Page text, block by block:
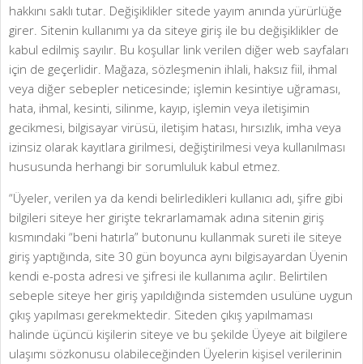
hakkını saklı tutar. Değişiklikler sitede yayım anında yürürlüğe
girer. Sitenin kullanımı ya da siteye giriş ile bu değişiklikler de
kabul edilmiş sayılır. Bu koşullar link verilen diğer web sayfaları
için de geçerlidir. Mağaza, sözleşmenin ihlali, haksız fiil, ihmal
veya diğer sebepler neticesinde; işlemin kesintiye uğraması,
hata, ihmal, kesinti, silinme, kayıp, işlemin veya iletişimin
gecikmesi, bilgisayar virüsü, iletişim hatası, hırsızlık, imha veya
izinsiz olarak kayıtlara girilmesi, değiştirilmesi veya kullanılması
hususunda herhangi bir sorumluluk kabul etmez.
“Üyeler, verilen ya da kendi belirledikleri kullanıcı adı, şifre gibi
bilgileri siteye her girişte tekrarlamamak adına sitenin giriş
kısmındaki “beni hatırla” butonunu kullanmak sureti ile siteye
giriş yaptığında, site 30 gün boyunca aynı bilgisayardan Üyenin
kendi e-posta adresi ve şifresi ile kullanıma açılır. Belirtilen
sebeple siteye her giriş yapıldığında sistemden usulüne uygun
çıkış yapılması gerekmektedir. Siteden çıkış yapılmaması
halinde üçüncü kişilerin siteye ve bu şekilde Üyeye ait bilgilere
ulaşımı sözkonusu olabileceğinden Üyelerin kişisel verilerinin